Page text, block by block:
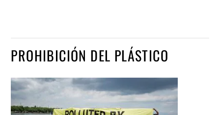
PROHIBICIÓN DEL PLÁSTICO